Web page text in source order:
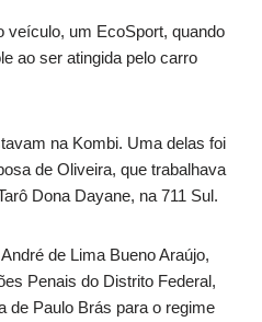
veículo, um EcoSport, quando
ao ser atingida pelo carro
na Kombi. Uma delas foi
de Oliveira, que trabalhava
Dona Dayane, na 711 Sul.
de Lima Bueno Araújo,
Penais do Distrito Federal,
de Paulo Brás para o regime